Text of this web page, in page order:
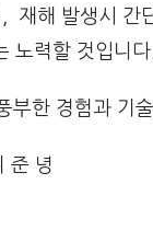
재해 발생시 간
노력할 것입니다.
부한 경험과 기
준 녕